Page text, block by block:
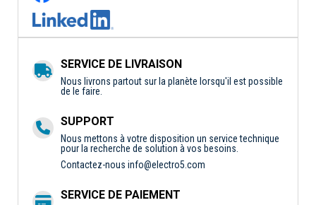
SERVICE DE LIVRAISON
Nous livrons partout sur la planète lorsqu'il est possible
de le faire.
SUPPORT
Nous mettons à votre disposition un service technique
pour la recherche de solution à vos besoins.
Contactez-nous info@electro5.com
SERVICE DE PAIEMENT